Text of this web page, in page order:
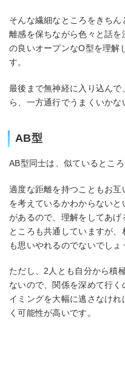
そんな繊細なところをきち
離感を保ちながら色々と話
の良いオープンなO型を理解
す。
最後まで無神経に入り込ん
ら、一方通行でうまくいかな
AB型
AB型同士は、似ているとこ
適度な距離を持つこともお
を考えているかわからない
があるので、理解をしてあ
ところも共通していますが
も思いやれるのでないでしょ
ただし、2人とも自分から積
ないので、関係を深めて行
イミングを大幅に逃さなけ
く可能性が高いです。